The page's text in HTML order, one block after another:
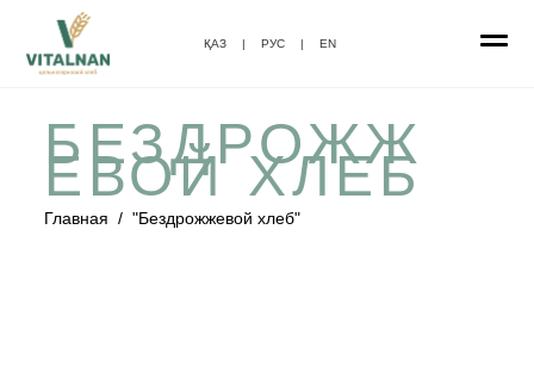
ҚАЗ | РУС | EN
БЕЗДРОЖЖ
ЕВОЙ ХЛЕБ
Главная / "Бездрожжевой хлеб"